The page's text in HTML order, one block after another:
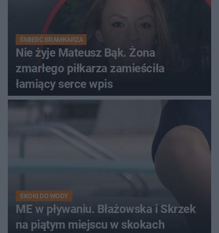
ŚMIERĆ BRAMKARZA
Nie żyje Mateusz Bąk. Żona
zmarłego piłkarza zamieściła
łamiący serce wpis
SKOKI DO WODY
ME w pływaniu. Błażowska i Skrzek
na piątym miejscu w skokach